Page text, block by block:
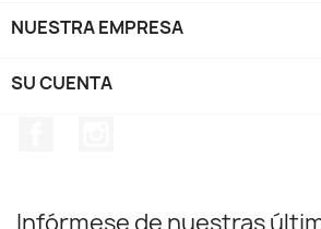
NUESTRA EMPRESA
SU CUENTA